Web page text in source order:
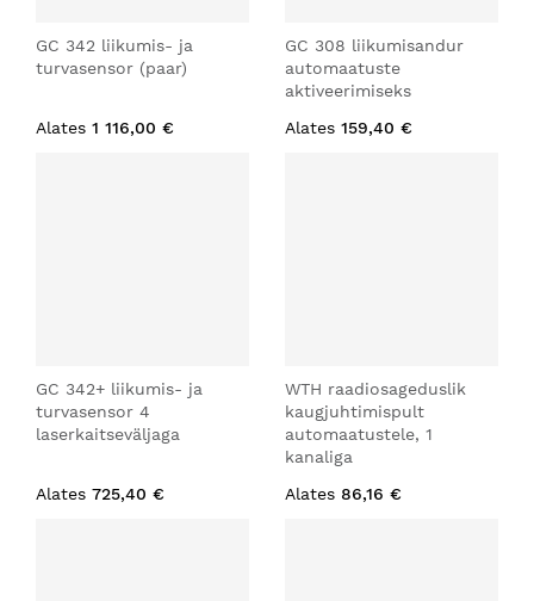
GC 342 liikumis- ja
turvasensor (paar)
Alates 1 116,00 €
GC 308 liikumisandur
automaatuste
aktiveerimiseks
Alates 159,40 €
GC 342+ liikumis- ja
turvasensor 4
laserkaitseväljaga
Alates 725,40 €
WTH raadiosageduslik
kaugjuhtimispult
automaatustele, 1
kanaliga
Alates 86,16 €